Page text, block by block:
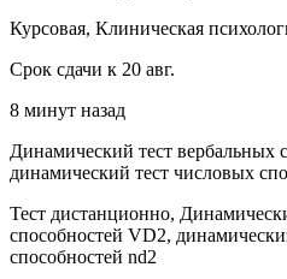
Курсовая, Клиническая
Срок сдачи к 20 авг.
8 минут назад
Динамический тест вербальных
динамический тест числовых
Тест дистанционно,
способностей VD2,
способностей nd2